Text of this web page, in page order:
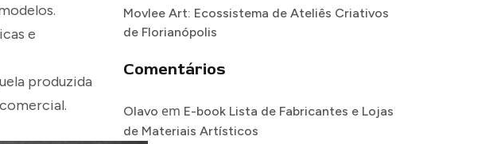
e
produzida
Movlee Art: Ecossistema de Ateliês Criativos
de Florianópolis
Comentários
Olavo em E-book Lista de Fabricantes e Lojas
de Materiais Artísticos